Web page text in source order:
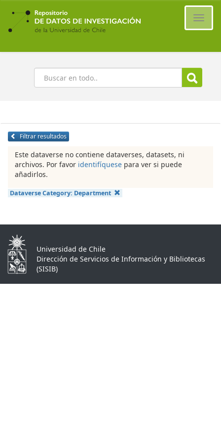
Ir
contenido
principal
Buscar
Filtrar resultados
Este dataverse no contiene dataverses, datasets, ni
archivos. Por favor identifíquese para ver si puede
añadirlos.
Dataverse Category: Department
Universidad de Chile
Dirección de Servicios de Información y Bibliotecas
(SISIB)